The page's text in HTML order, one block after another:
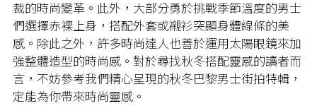
裁的時尚變革。此外，大部分勇於挑戰季節溫度的男士
們選擇赤裸上身，搭配外套或襯衫突顯身體線條的美
感。除此之外，許多時尚達人也善於運用太陽眼鏡來加
強整體造型的時尚感。對於尋找秋冬搭配靈感的讀者而
言，不妨參考我們精心呈現的秋冬巴黎男士街拍特輯，
定能為你帶來時尚靈感。